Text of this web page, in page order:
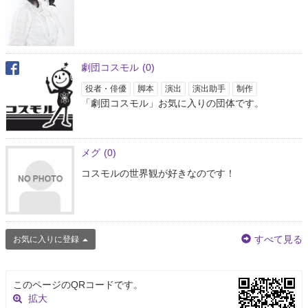
劇団コスモル (0)
役者・俳優 脚本 演出 演出助手 制作
「劇団コスモル」お気に入りの団体です。
メグ (0)
コスモルの世界観が好きなのです！
お気に入りに登録 すべて見る
このページのQRコードです。
拡大